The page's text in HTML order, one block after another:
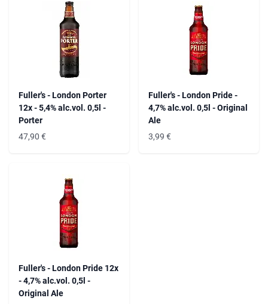
Fuller's - London Porter
12x - 5,4% alc.vol. 0,5l -
Porter
47,90 €
Fuller's - London Pride -
4,7% alc.vol. 0,5l - Original
Ale
3,99 €
Fuller's - London Pride 12x
- 4,7% alc.vol. 0,5l -
Original Ale